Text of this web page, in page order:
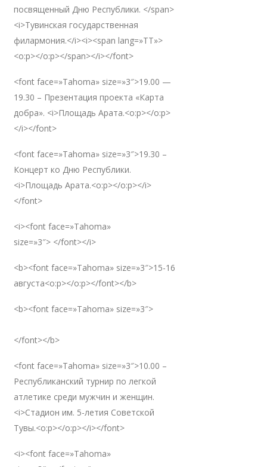
посвященный Дню Республики. </span>
<i>Тувинская государственная
филармония.</i><i><span lang=»TT»>
<o:p></o:p></span></i></font>
<font face=»Tahoma» size=»3″>19.00 —
19.30 – Презентация проекта «Карта
добра». <i>Площадь Арата.<o:p></o:p>
</i></font>
<font face=»Tahoma» size=»3″>19.30 –
Концерт ко Дню Республики.
<i>Площадь Арата.<o:p></o:p></i>
</font>
<i><font face=»Tahoma»
size=»3″> </font></i>
<b><font face=»Tahoma» size=»3″>15-16
августа<o:p></o:p></font></b>
<b><font face=»Tahoma» size=»3″>
</font></b>
<font face=»Tahoma» size=»3″>10.00 –
Республиканский турнир по легкой
атлетике среди мужчин и женщин.
<i>Стадион им. 5-летия Советской
Тувы.<o:p></o:p></i></font>
<i><font face=»Tahoma»